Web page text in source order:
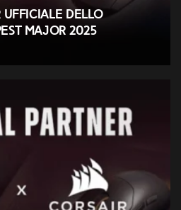
ufficiale dello
Major 2025